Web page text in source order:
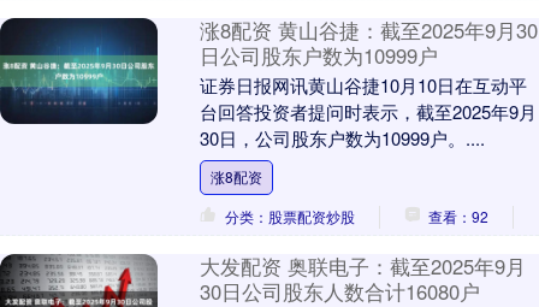
涨8配资 黄山谷捷：截至2025年9月30
日公司股东户数为10999户
证券日报网讯黄山谷捷10月10日在互动平
台回答投资者提问时表示，截至2025年9月
30日，公司股东户数为10999户。....
涨8配资
分类：股票配资炒股
查看：92
大发配资 奥联电子：截至2025年9月
30日公司股东人数合计16080户